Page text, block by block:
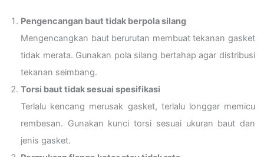
Pengencangan baut tidak berpola silang
Mengencangkan baut berurutan membuat tekanan gasket
tidak merata. Gunakan pola silang bertahap agar distribusi
tekanan seimbang.
Torsi baut tidak sesuai spesifikasi
Terlalu kencang merusak gasket, terlalu longgar memicu
rembesan. Gunakan kunci torsi sesuai ukuran baut dan
jenis gasket.